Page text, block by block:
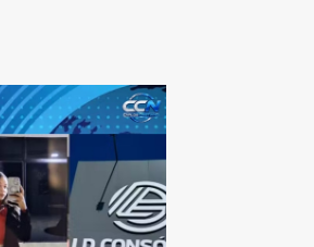
A passageira da moto chegou a ser
socorrida com vida e encaminhada para
atendimento médico, mas infelizmente não
resistiu aos ferimentos e veio a óbito. Uma
das vítimas foi identificada como Gleiciane,
moradora do bairro Jacu. Até o momento, o